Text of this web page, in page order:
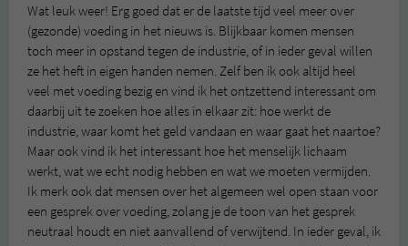
Wat leuk weer! Erg goed dat er de laatste tijd veel meer over
(gezonde) voeding in het nieuws is. Blijkbaar komen mensen
toch meer in opstand tegen de industrie, of in ieder geval willen
ze het heft in eigen handen nemen. Zelf ben ik ook altijd heel
veel met voeding bezig en vind ik het ontzettend interessant om
daarbij uit te zoeken hoe alles in elkaar zit: hoe werkt de
industrie, waar komt het geld vandaan en waar gaat het naartoe?
Maar ook vind ik het interessant hoe het menselijk lichaam
werkt, wat we echt nodig hebben en wat we moeten vermijden.
Ik merk ook dat mensen over het algemeen wel open staan voor
een gesprek over voeding, zolang je de toon van het gesprek
neutraal houdt en niet aanvallend of verwijtend. In ieder geval, ik